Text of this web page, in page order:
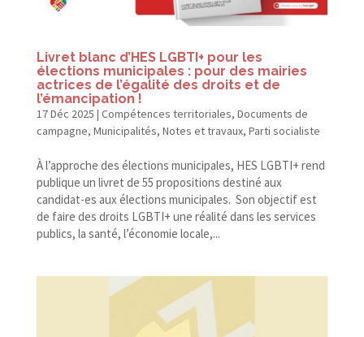
Livret blanc d’HES LGBTI+ pour les
élections municipales : pour des mairies
actrices de l’égalité des droits et de
l’émancipation !
17 Déc 2025 | Compétences territoriales, Documents de
campagne, Municipalités, Notes et travaux, Parti socialiste
À l’approche des élections municipales, HES LGBTI+ rend
publique un livret de 55 propositions destiné aux
candidat-​es aux élections municipales. Son objectif est
de faire des droits LGBTI+ une réalité dans les services
publics, la santé, l’économie locale,...